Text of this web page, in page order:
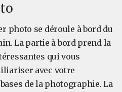
photo se déroule à bord du
La partie à bord prend la
qui vous
avec votre
de la photographie. La